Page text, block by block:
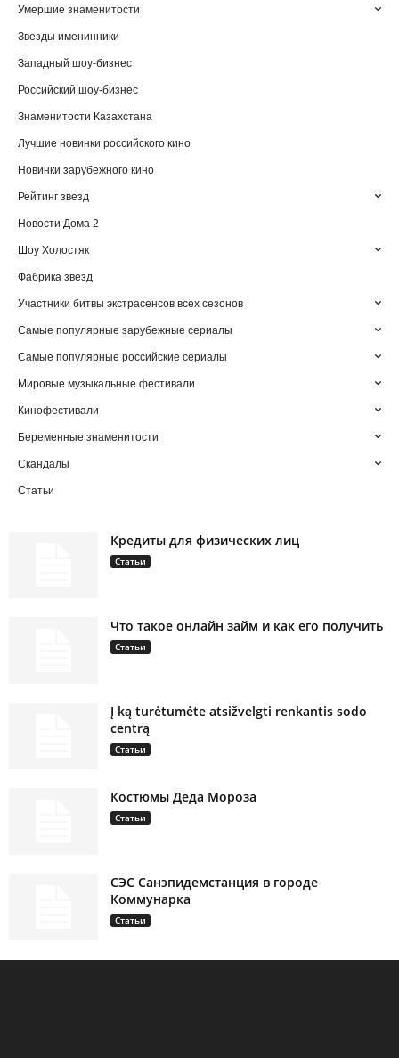
Умершие знаменитости
Звезды именинники
Западный шоу-бизнес
Российский шоу-бизнес
Знаменитости Казахстана
Лучшие новинки российского кино
Новинки зарубежного кино
Рейтинг звезд
Новости Дома 2
Шоу Холостяк
Фабрика звезд
Участники битвы экстрасенсов всех сезонов
Самые популярные зарубежные сериалы
Самые популярные российские сериалы
Мировые музыкальные фестивали
Кинофестивали
Беременные знаменитости
Скандалы
Статьи
Кредиты для физических лиц
Статьи
Что такое онлайн займ и как его получить
Статьи
Į ką turėtumėte atsižvelgti renkantis sodo
centrą
Статьи
Костюмы Деда Мороза
Статьи
СЭС Санэпидемстанция в городе
Коммунарка
Статьи